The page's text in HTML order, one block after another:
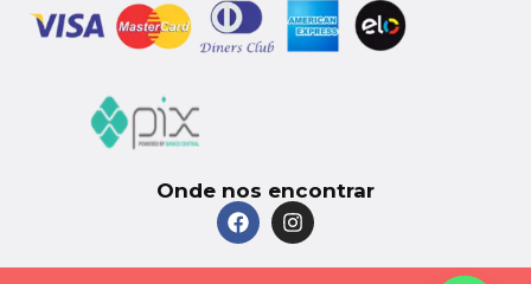
Onde nos encontrar